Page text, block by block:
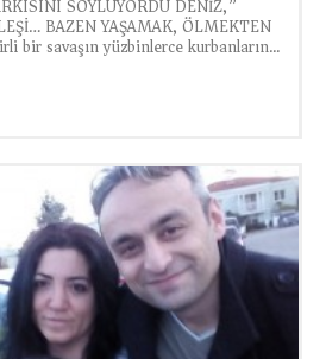
SÖYLÜYORDU DENİZ,”
BAZEN YAŞAMAK, ÖLMEKTEN
bir savaşın yüzbinlerce kurbanların...